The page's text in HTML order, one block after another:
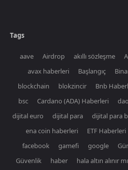
Tags
aave Airdrop akıllı sözleşme
avax haberleri
Başlangıç
blockchain
blokzincir Bnb
bsc
Cardano (ADA) Haberleri dao
dijital euro
dijital para dijital para
ena coin haberleri
ETF Haberleri
facebook
gamefi google
Güvenlik
haber hala altın alınır mı